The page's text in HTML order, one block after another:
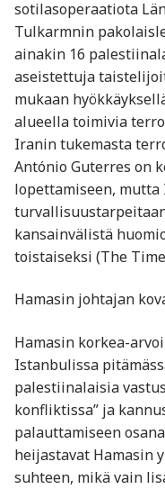
sotilasoperaatiota
Tulkarmnin
ainakin 16
aseistettuja
mukaan
alueella toimivia
Iranin tukemasta
António Guterres on
lopettamiseen,
kansainvälistä
toistaiseksi ​(The
Hamasin johtajan
Hamasin korkea-
Istanbulissa
palestiinalaisia
konfliktissa” ja
palauttamiseen
heijastavat Hamasin
suhteen, mikä vain